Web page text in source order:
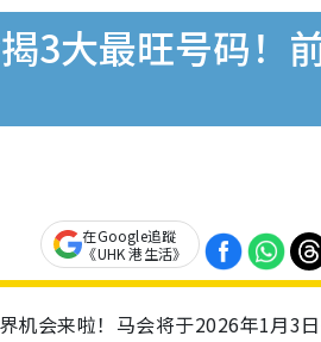
3大最旺号码！
在Google追蹤
《UHK 港生活》
机会来啦！马会将于2026年1月3